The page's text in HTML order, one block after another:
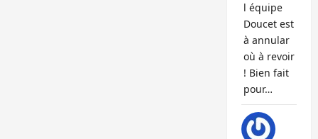
l équipe
Doucet est
à annular
où à revoir
! Bien fait
pour…